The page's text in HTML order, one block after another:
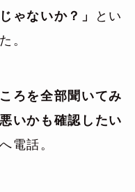
ゃないか？」
とい
。
ろを全部聞いてみ
いかも確認したい
電話。